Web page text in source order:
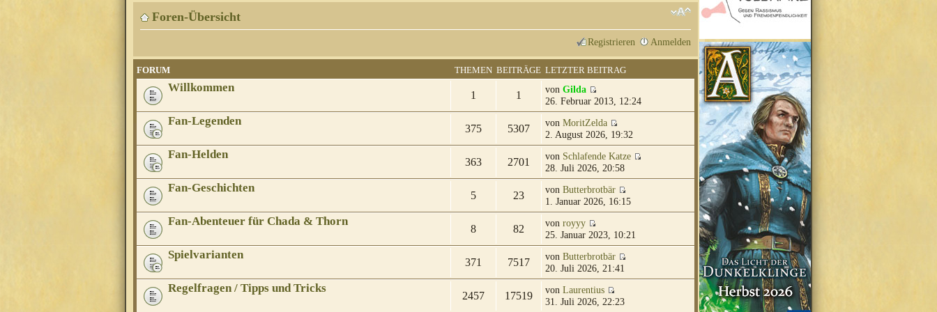
Foren-Übersicht
Registrieren Anmelden
FORUM THEMEN BEITRÄGE LETZTER BEITRAG
Willkommen
1 1 von Gilda
26. Februar 2013, 12:24
Fan-Legenden
375 5307 von MoritZelda
2. August 2026, 19:32
Fan-Helden
363 2701 von Schlafende Katze
28. Juli 2026, 20:58
Fan-Geschichten
5 23 von Butterbrotbär
1. Januar 2026, 16:15
Fan-Abenteuer für Chada & Thorn
8 82 von royyy
25. Januar 2023, 10:21
Spielvarianten
371 7517 von Butterbrotbär
20. Juli 2026, 21:41
Regelfragen / Tipps und Tricks
2457 17519 von Laurentius
31. Juli 2026, 22:23